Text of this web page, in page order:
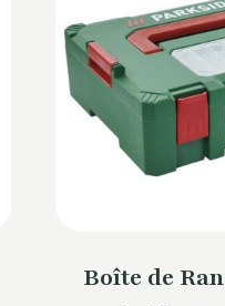
Boîte de